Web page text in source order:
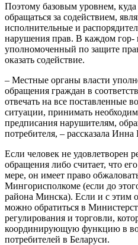
Поэтому базовым уровнем,
обращаться за содействием,
исполнительные и
нарушения прав. В каждом гор-
уполномоченный по защите
оказать содействие.
– Местные органы власти
обращения граждан в
отвечать на все поставленные
ситуации, принимать
предписания нарушителям,
потребителя, – рассказала Инна
Если человек не удовлетворен
обращения либо считает, что
мере, он имеет право
Мингорисполкоме (если до
района Минска). Если и с этим
можно обратиться в
регулирования и торговли,
координирующую функцию в
потребителей в Беларуси.